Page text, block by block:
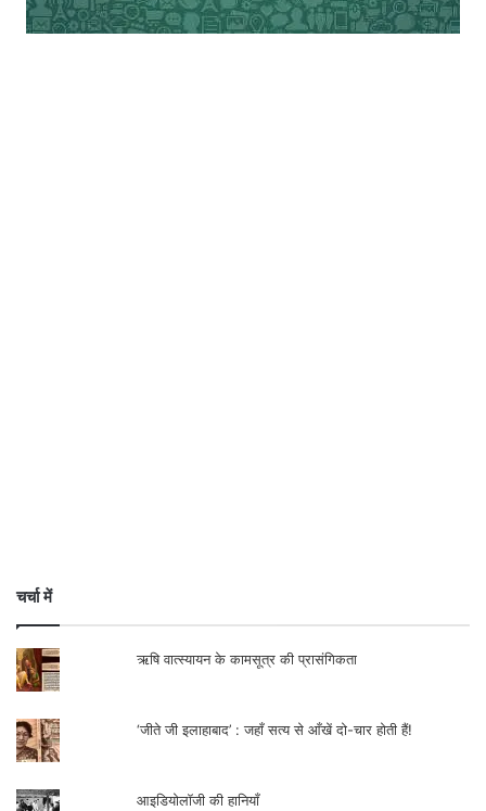
चर्चा में
ऋषि वात्स्यायन के कामसूत्र की प्रासंगिकता
‘जीते जी इलाहाबाद’ : जहाँ सत्य से आँखें दो-चार होती हैं!
आइडियोलॉजी की हानियाँ